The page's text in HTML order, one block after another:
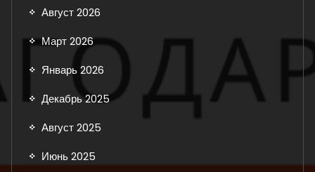
Август 2026
Март 2026
Январь 2026
Декабрь 2025
Август 2025
Июнь 2025